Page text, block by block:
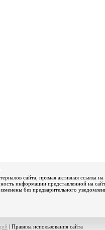
сайта, прямая активная ссылка
информации представленной на
без предварительного
| Правила использования сайта